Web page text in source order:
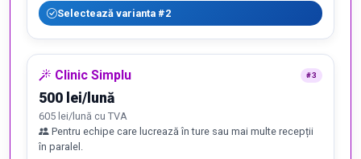
Selectează varianta #2
Clinic Simplu #3
500 lei/lună
605 lei/lună cu TVA
Pentru echipe care lucrează în ture sau mai multe recepții
în paralel.